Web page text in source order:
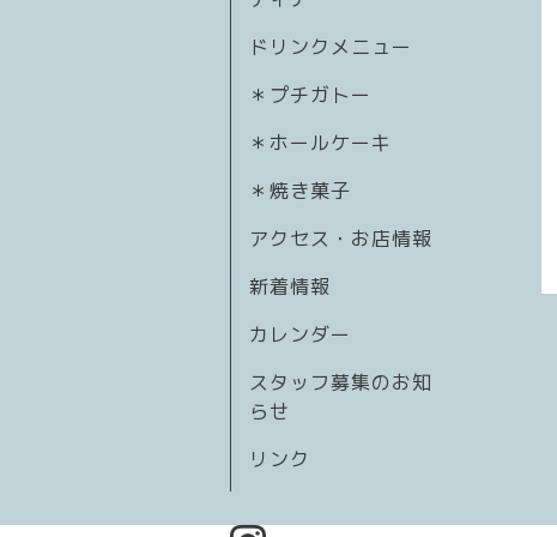
ドリンクメニュー
＊プチガトー
＊ホールケーキ
＊焼き菓子
アクセス・お店情報
新着情報
カレンダー
スタッフ募集のお知
らせ
リンク